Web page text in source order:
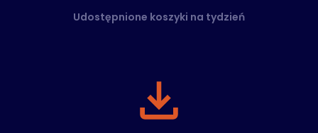
Udostępnione koszyki na tydzień